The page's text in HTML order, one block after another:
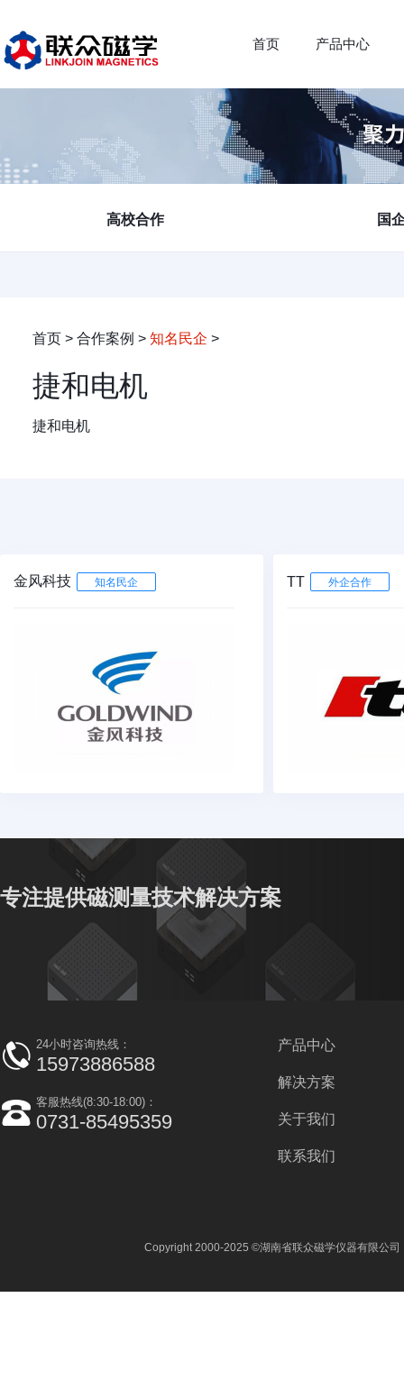
首页 产品中心
高校合作 国
首页 > 合作案例 > 知名民企 >
捷和电机
捷和电机
金风科技 知名民企 TT 外企合作
专注提供磁测量技术解决方案
24小时咨询热线：
15973886588
客服热线(8:30-18:00)：
0731-85495359
产品中心
解决方案
关于我们
联系我们
Copyright 2000-2025 ©湖南省联众磁学仪器有限公